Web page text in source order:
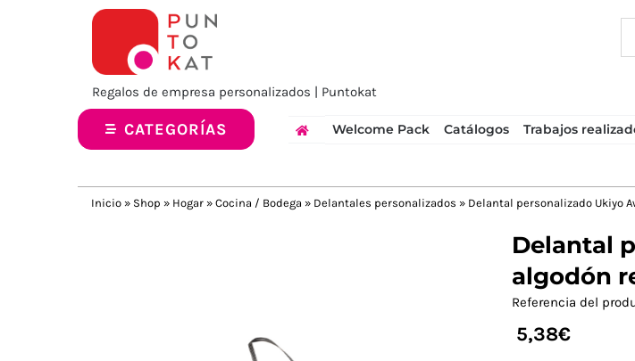
Regalos de empresa personalizados | Puntokat
CATEGORÍAS Welcome Pack Catálogos Trabajos
Inicio » Shop » Hogar » Cocina / Bodega » Delantales personalizados » Delantal personalizado Ukiyo
Delantal
algodón
Referencia del
5,38€